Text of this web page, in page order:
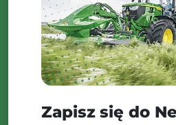
Zapisz się do